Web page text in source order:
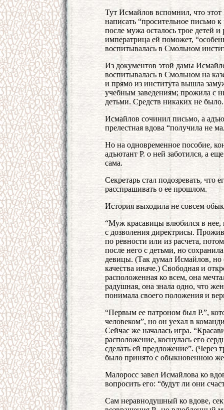
Тут Исмайлов вспомнил, что этот
написать “просительное письмо
после мужа осталось трое детей
императрица ей поможет,
воспитывалась в Смольном
Из документов этой дамы
воспитывалась в Смольном на
и прямо из института вышла
учебным заведениям; прожила с
детьми. Средств никаких не было.
Исмайлов сочинил письмо, а
прелестная вдова “получила не
Но на одновременное пособие,
адъютант Р. о ней заботился, а
сама.
Секретарь стал подозревать, что
расспрашивать о ее прошлом.
История выходила не совсем
“Муж красавицы влюбился в нее,
с дозволения директрисы.
по ревности или из расчета,
после него с детьми, но
девицы. (Так думал Исмайлов, но
качества иначе.) Свободная и
расположенная ко всем, она
радушная, она знала одно, что
понимала своего положения и
“Первым ее патроном был Р.”,
человеком”, но он уехал в
Сейчас же началась игра.
расположение, коснулась его
сделать ей предложение”. (Через
было принято с обыкновенною
Малоросс завел Исмайлова ко
вопросить его: “будут ли они
Сам неравнодушный ко вдове,